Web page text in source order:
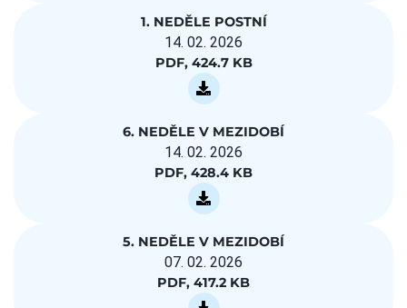
1. NEDĚLE POSTNÍ
14. 02. 2026
PDF, 424.7 KB
6. NEDĚLE V MEZIDOBÍ
14. 02. 2026
PDF, 428.4 KB
5. NEDĚLE V MEZIDOBÍ
07. 02. 2026
PDF, 417.2 KB